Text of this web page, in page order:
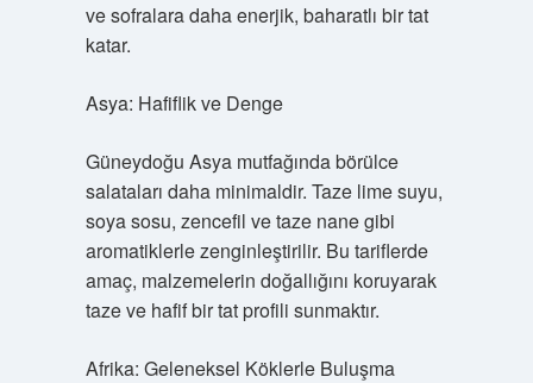
ve sofralara daha enerjik, baharatlı bir tat
katar.
Asya: Hafiflik ve Denge
Güneydoğu Asya mutfağında börülce
salataları daha minimaldir. Taze lime suyu,
soya sosu, zencefil ve taze nane gibi
aromatiklerle zenginleştirilir. Bu tariflerde
amaç, malzemelerin doğallığını koruyarak
taze ve hafif bir tat profili sunmaktır.
Afrika: Geleneksel Köklerle Buluşma